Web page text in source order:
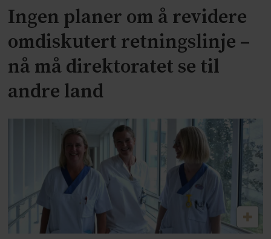
Ingen planer om å revidere
omdiskutert retningslinje –
nå må direktoratet se til
andre land